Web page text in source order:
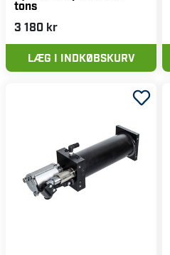
tons
3 180 kr
LÆG I INDKØBSKURV